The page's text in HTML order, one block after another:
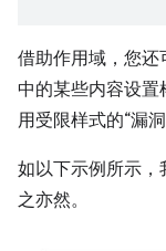
借助作用域，您
中的某些内容设
用受限样式的“漏洞
如以下示例所示，
之亦然。